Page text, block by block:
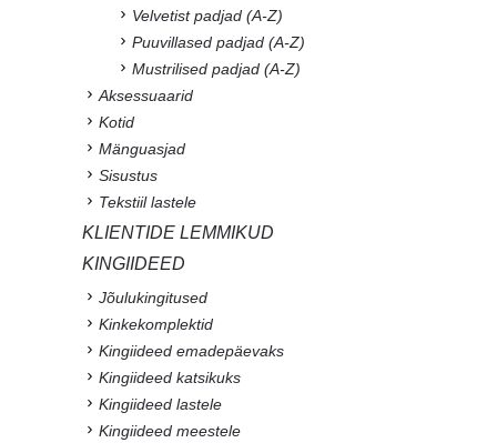
Velvetist padjad (A-Z)
Puuvillased padjad (A-Z)
Mustrilised padjad (A-Z)
Aksessuaarid
Kotid
Mänguasjad
Sisustus
Tekstiil lastele
KLIENTIDE LEMMIKUD
KINGIIDEED
Jõulukingitused
Kinkekomplektid
Kingiideed emadepäevaks
Kingiideed katsikuks
Kingiideed lastele
Kingiideed meestele